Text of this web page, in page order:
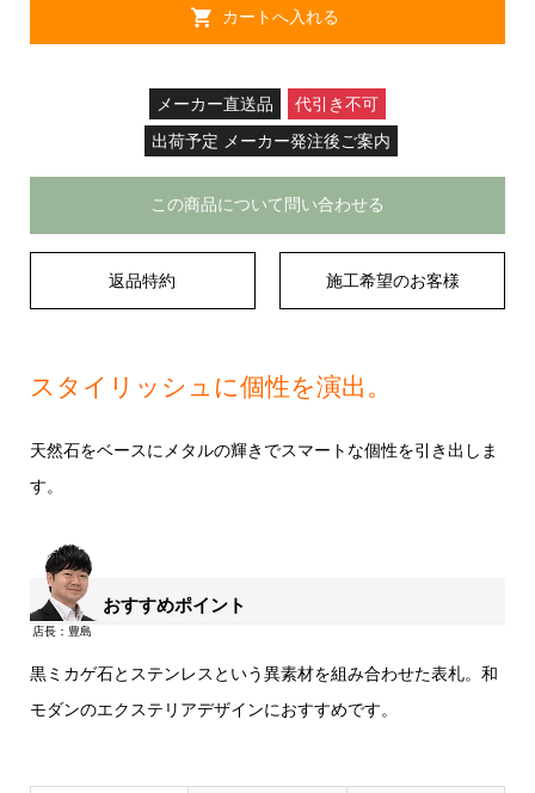
メーカー直送品
代引き不可
出荷予定 メーカー発注後ご案内
この商品について問い合わせる
返品特約 施工希望のお客様
スタイリッシュに個性を演出。
天然石をベースにメタルの輝きでスマートな個性を引き出しま
す。
おすすめポイント
黒ミカゲ石とステンレスという異素材を組み合わせた表札。和
モダンのエクステリアデザインにおすすめです。